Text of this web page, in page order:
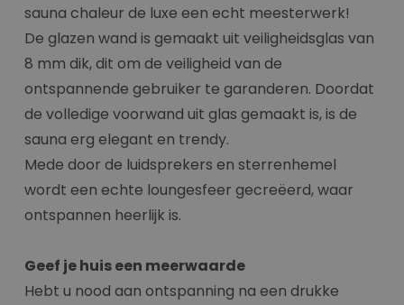
sauna chaleur de luxe een echt meesterwerk!
De glazen wand is gemaakt uit veiligheidsglas van
8 mm dik, dit om de veiligheid van de
ontspannende gebruiker te garanderen. Doordat
de volledige voorwand uit glas gemaakt is, is de
sauna erg elegant en trendy.
Mede door de luidsprekers en sterrenhemel
wordt een echte loungesfeer gecreëerd, waar
ontspannen heerlijk is.
Geef je huis een meerwaarde
Hebt u nood aan ontspanning na een drukke